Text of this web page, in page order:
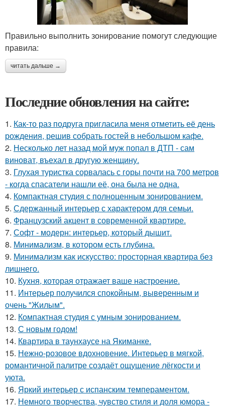
Правильно выполнить зонирование помогут следующие
правила:
читать дальше →
Последние обновления на сайте:
1. Как-то раз подруга пригласила меня отметить её день
рождения, решив собрать гостей в небольшом кафе.
2. Несколько лет назад мой муж попал в ДТП - сам
виноват, въехал в другую женщину.
3. Глухая туристка сорвалась с горы почти на 700 метров
- когда спасатели нашли её, она была не одна.
4. Компактная студия с полноценным зонированием.
5. Сдержанный интерьер с характером для семьи.
6. Французский акцент в современной квартире.
7. Софт - модерн: интерьер, который дышит.
8. Минимализм, в котором есть глубина.
9. Минимализм как искусство: просторная квартира без
лишнего.
10. Кухня, которая отражает ваше настроение.
11. Интерьер получился спокойным, выверенным и
очень "Жилым".
12. Компактная студия с умным зонированием.
13. С новым годом!
14. Квартира в таунхаусе на Якиманке.
15. Нежно-розовое вдохновение. Интерьер в мягкой,
романтичной палитре создаёт ощущение лёгкости и
уюта.
16. Яркий интерьер с испанским темпераментом.
17. Немного творчества, чувство стиля и доля юмора -